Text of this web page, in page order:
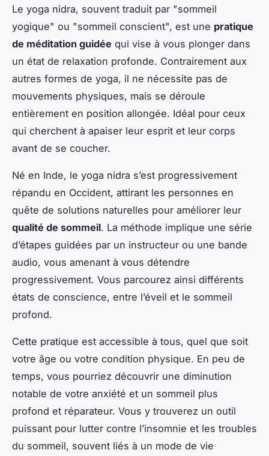
Le yoga nidra, souvent traduit par "sommeil
yogique" ou "sommeil conscient", est une pratique
de méditation guidée qui vise à vous plonger dans
un état de relaxation profonde. Contrairement aux
autres formes de yoga, il ne nécessite pas de
mouvements physiques, mais se déroule
entièrement en position allongée. Idéal pour ceux
qui cherchent à apaiser leur esprit et leur corps
avant de se coucher.
Né en Inde, le yoga nidra s’est progressivement
répandu en Occident, attirant les personnes en
quête de solutions naturelles pour améliorer leur
qualité de sommeil. La méthode implique une série
d’étapes guidées par un instructeur ou une bande
audio, vous amenant à vous détendre
progressivement. Vous parcourez ainsi différents
états de conscience, entre l’éveil et le sommeil
profond.
Cette pratique est accessible à tous, quel que soit
votre âge ou votre condition physique. En peu de
temps, vous pourriez découvrir une diminution
notable de votre anxiété et un sommeil plus
profond et réparateur. Vous y trouverez un outil
puissant pour lutter contre l’insomnie et les troubles
du sommeil, souvent liés à un mode de vie